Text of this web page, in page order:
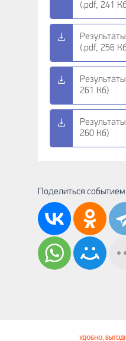
(.pdf, 241
(.pdf, 256
261 Кб)
260 Кб)
Поделиться событием